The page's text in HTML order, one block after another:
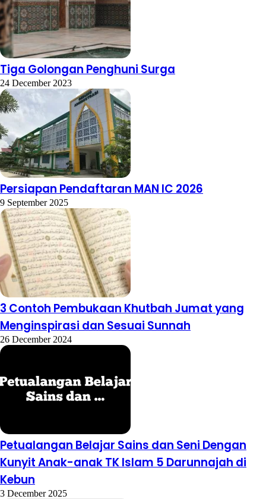
Tiga Golongan Penghuni Surga
24 December 2023
Persiapan Pendaftaran MAN IC 2026
9 September 2025
3 Contoh Pembukaan Khutbah Jumat yang
Menginspirasi dan Sesuai Sunnah
26 December 2024
Petualangan Belajar Sains dan Seni Dengan
Kunyit Anak-anak TK Islam 5 Darunnajah di
Kebun
3 December 2025